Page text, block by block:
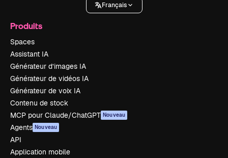
Français
Produits
Spaces
Assistant IA
Générateur d’images IA
Générateur de vidéos IA
Générateur de voix IA
Contenu de stock
MCP pour Claude/ChatGPT Nouveau
Agents Nouveau
API
Application mobile